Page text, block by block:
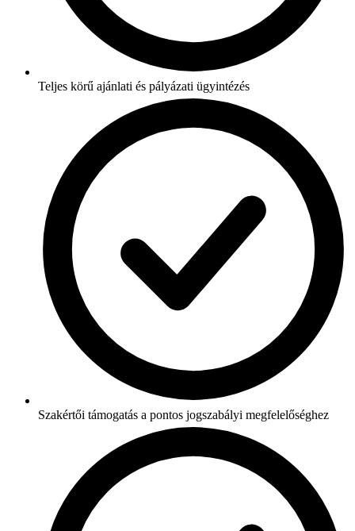
Teljes körű ajánlati és pályázati ügyintézés
Szakértői támogatás a pontos jogszabályi megfelelőséghez